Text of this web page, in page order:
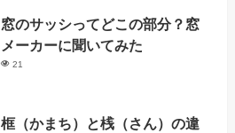
窓のサッシってどこの部分？窓
メーカーに聞いてみた
21
框（かまち）と桟（さん）の違